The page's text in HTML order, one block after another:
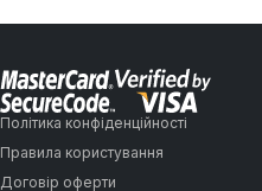
Політика конфіденційності
Правила користування
Договір оферти